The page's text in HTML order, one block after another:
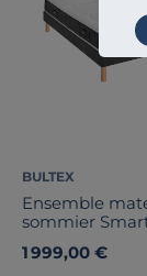
BULTEX
Ensemble
sommier
1 999,00 €